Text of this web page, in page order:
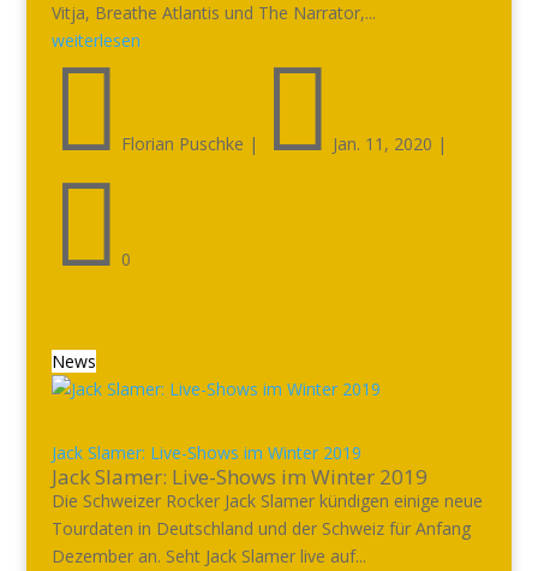
Vitja, Breathe Atlantis und The Narrator,...
weiterlesen
 Florian Puschke |  Jan. 11, 2020 |
 0
News
Jack Slamer: Live-Shows im Winter 2019
Jack Slamer: Live-Shows im Winter 2019
Die Schweizer Rocker Jack Slamer kündigen einige neue
Tourdaten in Deutschland und der Schweiz für Anfang
Dezember an. Seht Jack Slamer live auf...